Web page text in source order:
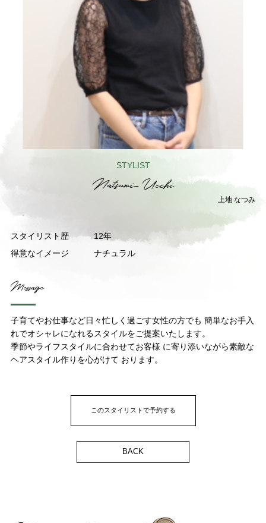
スタイル
Q＆A よくある質問
052-693-5788 予約する
STYLIST
Natsumi Uechi
上地 なつみ
スタイリスト歴
12年
得意なイメージ
ナチュラル
Message
子育てやお仕事など日々忙しく過ごす女性の方でも 簡単なお手入
れでオシャレになれるスタイルをご提案いたします。
季節やライフスタイルに合わせてお客様 に寄り添いながら素敵な
ヘアスタイル作りを心がけて おります。
このスタイリストで予約する
BACK